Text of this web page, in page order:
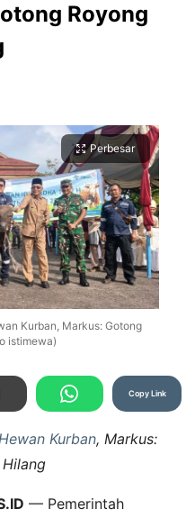
Royong
Perbesar
Kurban, Markus: Gotong
istimewa)
Copy Link
Hewan Kurban, Markus:
— Pemerintah